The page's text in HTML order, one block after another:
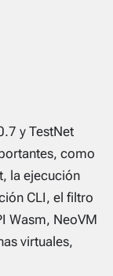
y TestNet
como
la ejecución
CLI, el filtro
Wasm, NeoVM
virtuales,